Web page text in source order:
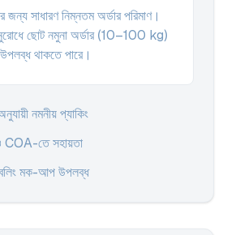
জন্য সাধারণ নিম্নতম অর্ডার পরিমাণ।
ছোট নমুনা অর্ডার (10–100 kg)
উপলব্ধ থাকতে পারে।
নমনীয় প্যাকিং
COA-তে সহায়তা
মক-আপ উপলব্ধ